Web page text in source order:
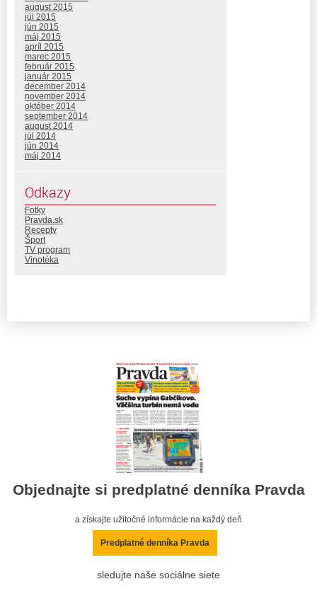
august 2015
júl 2015
jún 2015
máj 2015
apríl 2015
marec 2015
február 2015
január 2015
december 2014
november 2014
október 2014
september 2014
august 2014
júl 2014
jún 2014
máj 2014
Odkazy
Fotky
Pravda.sk
Recepty
Šport
TV program
Vinotéka
Objednajte si predplatné denníka Pravda
a získajte užitočné informácie na každý deň
Predplatné denníka Pravda
sledujte naše sociálne siete